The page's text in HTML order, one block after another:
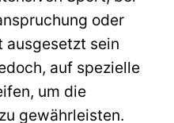
oder
ausgesetzt sein
auf spezielle
um die
gewährleisten.